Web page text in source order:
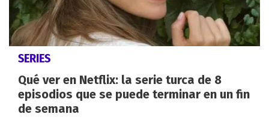
SERIES
Qué ver en Netflix: la serie turca de 8
episodios que se puede terminar en un fin
de semana